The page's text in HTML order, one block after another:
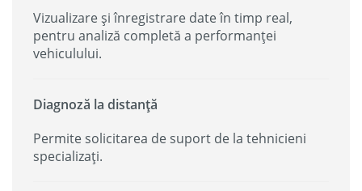
Vizualizare și înregistrare date în timp real,
pentru analiză completă a performanței
vehiculului.
Diagnoză la distanță
Permite solicitarea de suport de la tehnicieni
specializați.